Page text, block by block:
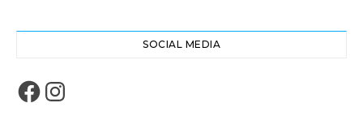
SOCIAL MEDIA
Facebook
Instagram